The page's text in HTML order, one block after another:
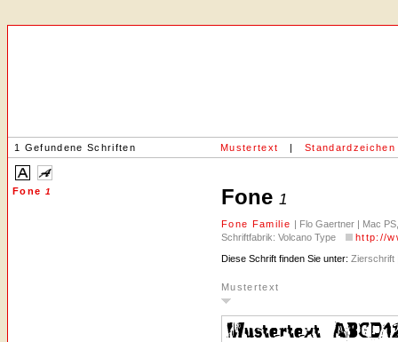
1 Gefundene Schriften Mustertext | Standardzeichen
Fone 1 Fone 1
Fone Familie | Flo Gaertner | Mac
Schriftfabrik: Volcano Type
http://
Diese Schrift finden Sie unter: Zierschrift
Mustertext